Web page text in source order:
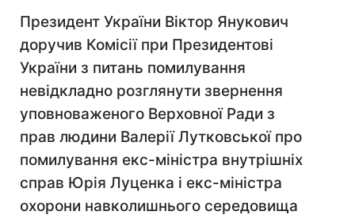
Президент України Віктор Янукович
доручив Комісії при Президентові
України з питань помилування
невідкладно розглянути звернення
уповноваженого Верховної Ради з
прав людини Валерії Лутковської про
помилування екс-міністра внутрішніх
справ Юрія Луценка і екс-міністра
охорони навколишнього середовища